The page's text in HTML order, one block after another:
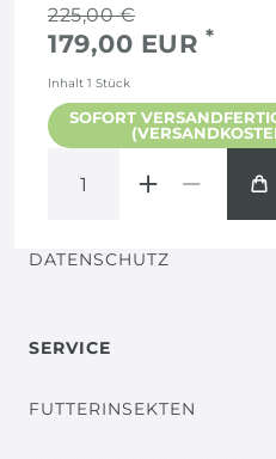
225,00 €
179,00 EUR *
Inhalt 1 Stück
SOFORT
RECHTLICHES
AGB
WIDERRUF
VERTRAG WIDERRUFEN
DATENSCHUTZ
SERVICE
FUTTERINSEKTEN